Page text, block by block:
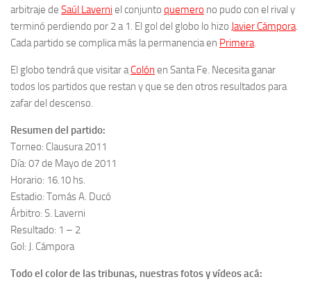
arbitraje de Saúl Laverni el conjunto quemero no pudo con el rival y
terminó perdiendo por 2 a 1. El gol del globo lo hizo Javier Cámpora
Cada partido se complica más la permanencia en Primera
El globo tendrá que visitar a Colón en Santa Fe. Necesita ganar
todos los partidos que restan y que se den otros resultados para
zafar del descenso.
Resumen del partido:
Torneo: Clausura 2011
Día: 07 de Mayo de 2011
Horario: 16.10 hs.
Estadio: Tomás A. Ducó
Árbitro: S. Laverni
Resultado: 1 – 2
Gol: J. Cámpora
Todo el color de las tribunas, nuestras fotos y vídeos acá: